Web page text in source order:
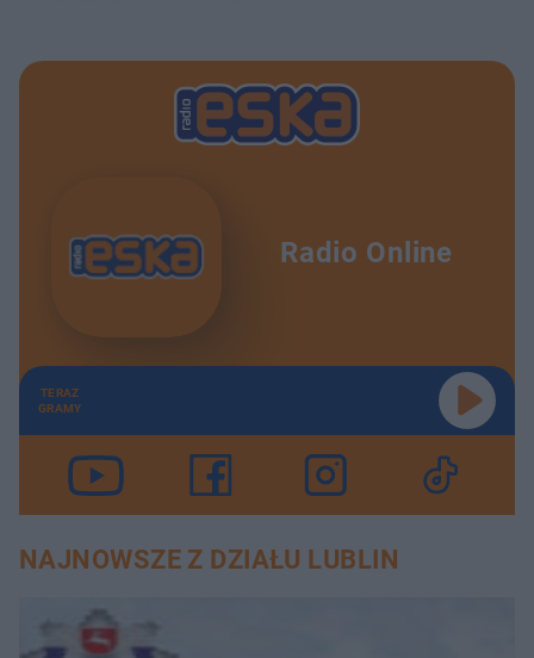
Radio Online
TERAZ
GRAMY
NAJNOWSZE Z DZIAŁU LUBLIN